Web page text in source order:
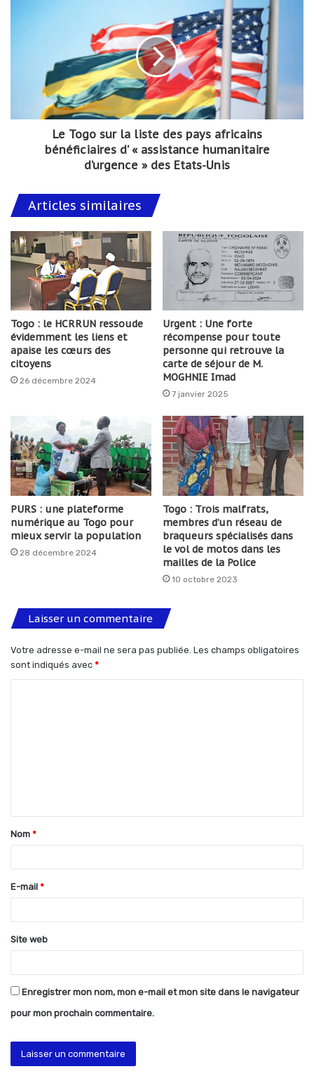
Le Togo sur la liste des pays africains
bénéficiaires d’ « assistance humanitaire
d’urgence » des Etats-Unis
Articles similaires
Togo : le HCRRUN ressoude
évidemment les liens et
apaise les cœurs des
citoyens
26 décembre 2024
Urgent : Une forte
récompense pour toute
personne qui retrouve la
carte de séjour de M.
MOGHNIE Imad
7 janvier 2025
PURS : une plateforme
numérique au Togo pour
mieux servir la population
28 décembre 2024
Togo : Trois malfrats,
membres d’un réseau de
braqueurs spécialisés dans
le vol de motos dans les
mailles de la Police
10 octobre 2023
Laisser un commentaire
Votre adresse e-mail ne sera pas publiée. Les champs obligatoires
sont indiqués avec *
t
a
e
*
Nom *
E-mail *
Site web
Enregistrer mon nom, mon e-mail et mon site dans le navigateur
pour mon prochain commentaire.